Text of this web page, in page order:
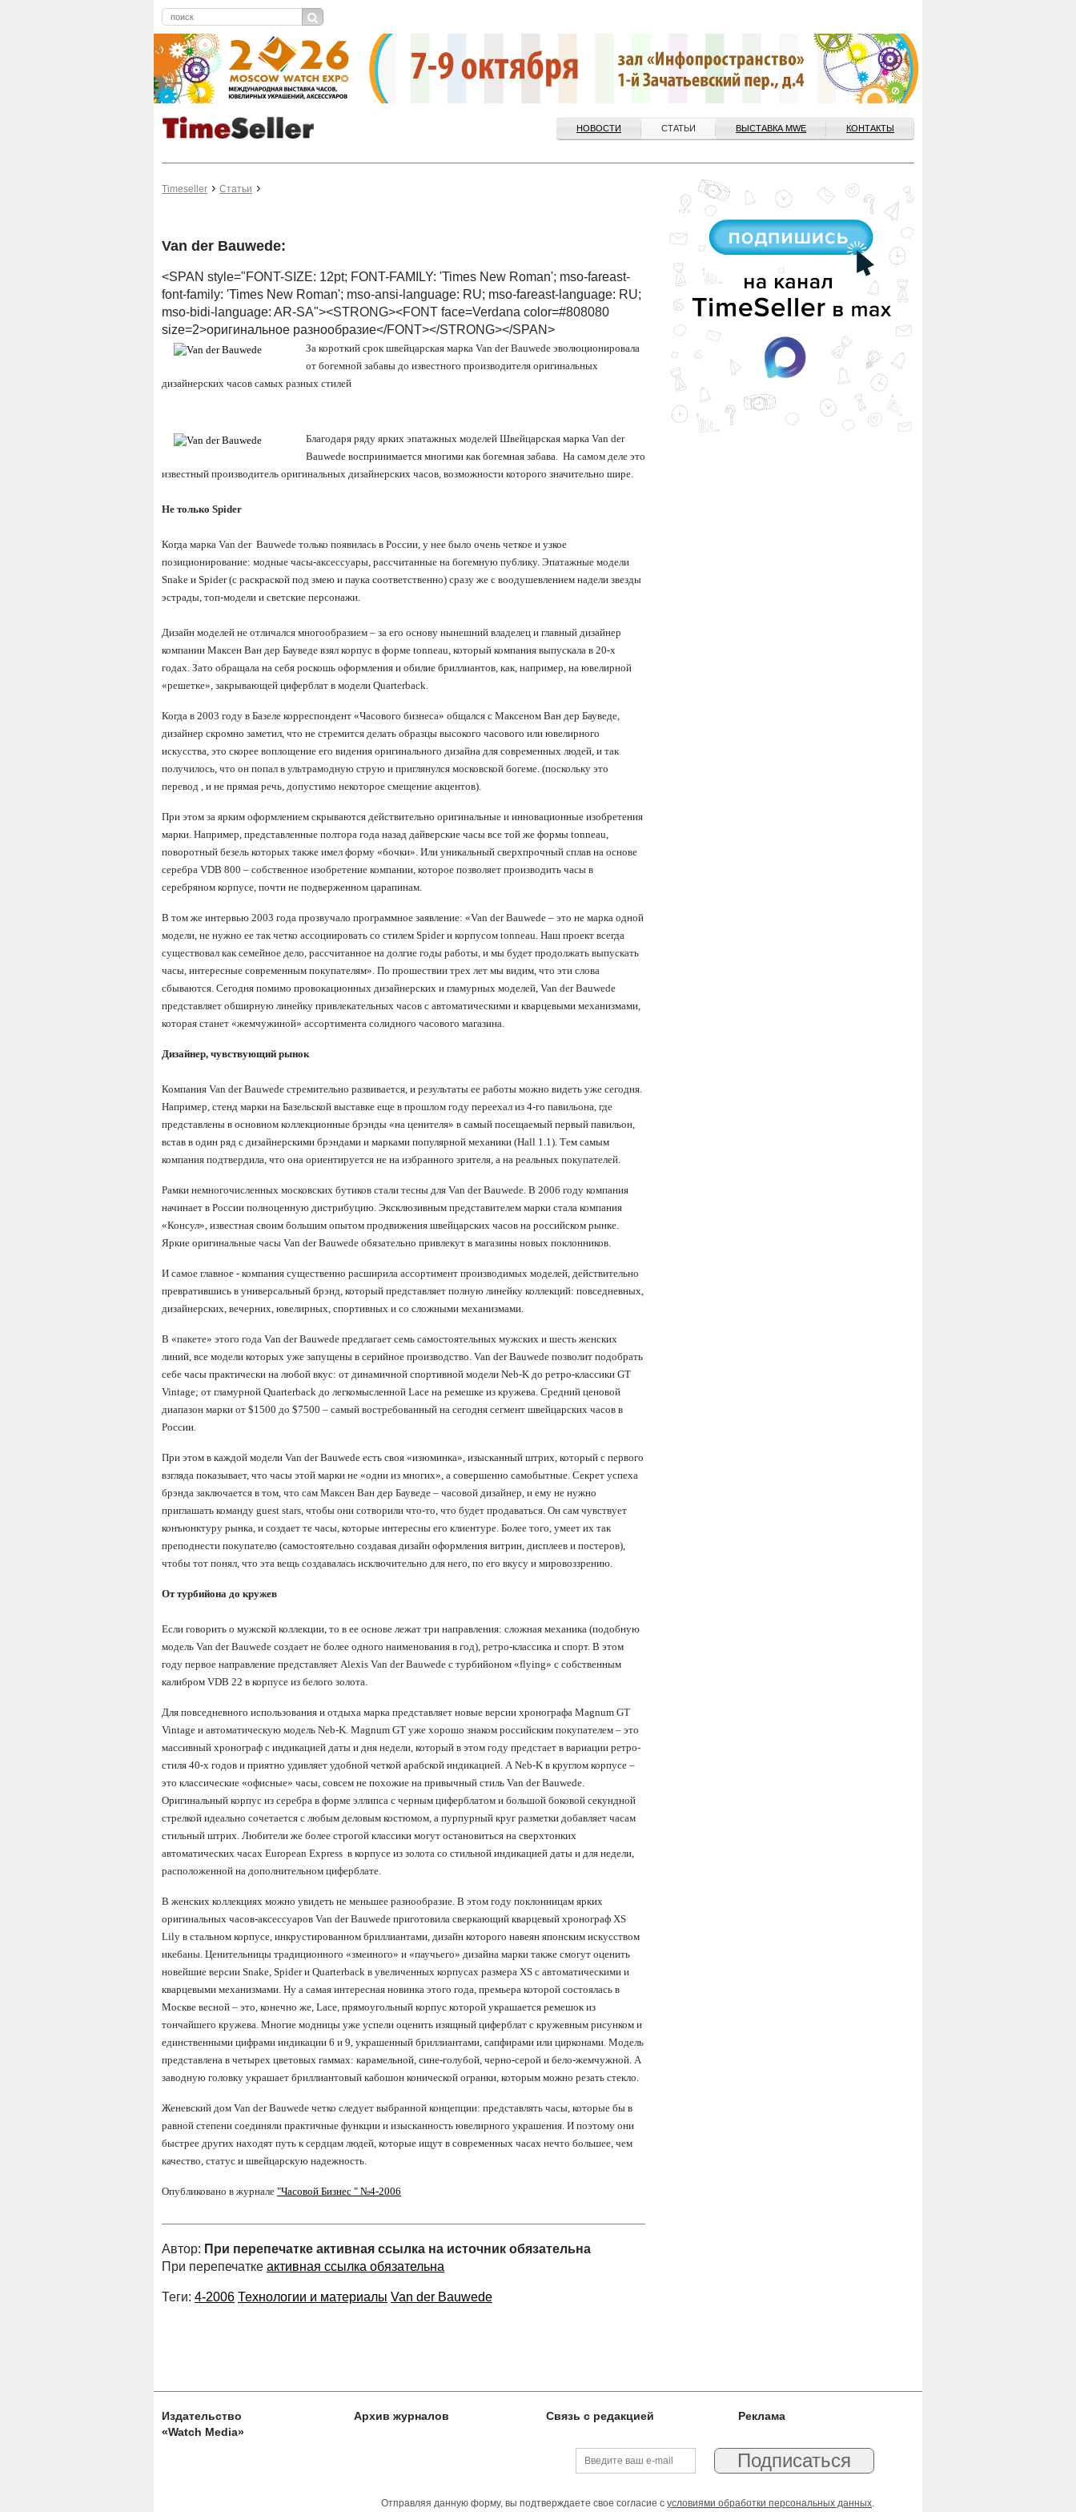
НОВОСТИ СТАТЬИ ВЫСТАВКА MWE КОНТАКТЫ
Timeseller Статьи
Van der Bauwede:
<SPAN style="FONT-SIZE: 12pt; FONT-FAMILY: 'Times New Roman'; mso-fareast-
font-family: 'Times New Roman'; mso-ansi-language: RU; mso-fareast-language: RU;
mso-bidi-language: AR-SA"><STRONG><FONT face=Verdana color=#808080
size=2>оригинальное разнообразие</FONT></STRONG></SPAN>
За короткий срок швейцарская марка Van der Bauwede эволюционировала
от богемной забавы до известного производителя оригинальных
дизайнерских часов самых разных стилей
Благодаря ряду ярких эпатажных моделей Швейцарская марка Van der
Bauwede воспринимается многими как богемная забава. На самом деле это
известный производитель оригинальных дизайнерских часов, возможности которого значительно шире.
Не только Spider
Когда марка Van der Bauwede только появилась в России, у нее было очень четкое и узкое
позиционирование: модные часы-аксессуары, рассчитанные на богемную публику. Эпатажные модели
Snake и Spider (с раскраской под змею и паука соответственно) сразу же с воодушевлением надели звезды
эстрады, топ-модели и светские персонажи.
Дизайн моделей не отличался многообразием – за его основу нынешний владелец и главный дизайнер
компании Максен Ван дер Бауведе взял корпус в форме tonneau, который компания выпускала в 20-х
годах. Зато обращала на себя роскошь оформления и обилие бриллиантов, как, например, на ювелирной
«решетке», закрывающей циферблат в модели Quarterback.
Когда в 2003 году в Базеле корреспондент «Часового бизнеса» общался с Максеном Ван дер Бауведе,
дизайнер скромно заметил, что не стремится делать образцы высокого часового или ювелирного
искусства, это скорее воплощение его видения оригинального дизайна для современных людей, и так
получилось, что он попал в ультрамодную струю и приглянулся московской богеме. (поскольку это
перевод , и не прямая речь, допустимо некоторое смещение акцентов).
При этом за ярким оформлением скрываются действительно оригинальные и инновационные изобретения
марки. Например, представленные полтора года назад дайверские часы все той же формы tonneau,
поворотный безель которых также имел форму «бочки». Или уникальный сверхпрочный сплав на основе
серебра VDB 800 – собственное изобретение компании, которое позволяет производить часы в
серебряном корпусе, почти не подверженном царапинам.
В том же интервью 2003 года прозвучало программное заявление: «Van der Bauwede – это не марка одной
модели, не нужно ее так четко ассоциировать со стилем Spider и корпусом tonneau. Наш проект всегда
существовал как семейное дело, рассчитанное на долгие годы работы, и мы будет продолжать выпускать
часы, интересные современным покупателям». По прошествии трех лет мы видим, что эти слова
сбываются. Сегодня помимо провокационных дизайнерских и гламурных моделей, Van der Bauwede
представляет обширную линейку привлекательных часов с автоматическими и кварцевыми механизмами,
которая станет «жемчужиной» ассортимента солидного часового магазина.
Дизайнер, чувствующий рынок
Компания Van der Bauwede стремительно развивается, и результаты ее работы можно видеть уже сегодня.
Например, стенд марки на Базельской выставке еще в прошлом году переехал из 4-го павильона, где
представлены в основном коллекционные брэнды «на ценителя» в самый посещаемый первый павильон,
встав в один ряд с дизайнерскими брэндами и марками популярной механики (Hall 1.1). Тем самым
компания подтвердила, что она ориентируется не на избранного зрителя, а на реальных покупателей.
Рамки немногочисленных московских бутиков стали тесны для Van der Bauwede. В 2006 году компания
начинает в России полноценную дистрибуцию. Эксклюзивным представителем марки стала компания
«Консул», известная своим большим опытом продвижения швейцарских часов на российском рынке.
Яркие оригинальные часы Van der Bauwede обязательно привлекут в магазины новых поклонников.
И самое главное - компания существенно расширила ассортимент производимых моделей, действительно
превратившись в универсальный брэнд, который представляет полную линейку коллекций: повседневных,
дизайнерских, вечерних, ювелирных, спортивных и со сложными механизмами.
В «пакете» этого года Van der Bauwede предлагает семь самостоятельных мужских и шесть женских
линий, все модели которых уже запущены в серийное производство. Van der Bauwede позволит подобрать
себе часы практически на любой вкус: от динамичной спортивной модели Neb-K до ретро-классики GT
Vintage; от гламурной Quarterback до легкомысленной Lace на ремешке из кружева. Средний ценовой
диапазон марки от $1500 до $7500 – самый востребованный на сегодня сегмент швейцарских часов в
России.
При этом в каждой модели Van der Bauwede есть своя «изюминка», изысканный штрих, который с первого
взгляда показывает, что часы этой марки не «одни из многих», а совершенно самобытные. Секрет успеха
брэнда заключается в том, что сам Максен Ван дер Бауведе – часовой дизайнер, и ему не нужно
приглашать команду guest stars, чтобы они сотворили что-то, что будет продаваться. Он сам чувствует
конъюнктуру рынка, и создает те часы, которые интересны его клиентуре. Более того, умеет их так
преподнести покупателю (самостоятельно создавая дизайн оформления витрин, дисплеев и постеров),
чтобы тот понял, что эта вещь создавалась исключительно для него, по его вкусу и мировоззрению.
От турбийона до кружев
Если говорить о мужской коллекции, то в ее основе лежат три направления: сложная механика (подобную
модель Van der Bauwede создает не более одного наименования в год), ретро-классика и спорт. В этом
году первое направление представляет Alexis Van der Bauwede с турбийоном «flying» с собственным
калибром VDB 22 в корпусе из белого золота.
Для повседневного использования и отдыха марка представляет новые версии хронографа Magnum GT
Vintage и автоматическую модель Neb-K. Magnum GT уже хорошо знаком российским покупателем – это
массивный хронограф с индикацией даты и дня недели, который в этом году предстает в вариации ретро-
стиля 40-х годов и приятно удивляет удобной четкой арабской индикацией. А Neb-K в круглом корпусе –
это классические «офисные» часы, совсем не похожие на привычный стиль Van der Bauwede.
Оригинальный корпус из серебра в форме эллипса с черным циферблатом и большой боковой секундной
стрелкой идеально сочетается с любым деловым костюмом, а пурпурный круг разметки добавляет часам
стильный штрих. Любители же более строгой классики могут остановиться на сверхтонких
автоматических часах European Express в корпусе из золота со стильной индикацией даты и для недели,
расположенной на дополнительном циферблате.
В женских коллекциях можно увидеть не меньшее разнообразие. В этом году поклонницам ярких
оригинальных часов-аксессуаров Van der Bauwede приготовила сверкающий кварцевый хронограф XS
Lily в стальном корпусе, инкрустированном бриллиантами, дизайн которого навеян японским искусством
икебаны. Ценительницы традиционного «змеиного» и «паучьего» дизайна марки также смогут оценить
новейшие версии Snake, Spider и Quarterback в увеличенных корпусах размера XS с автоматическими и
кварцевыми механизмами. Ну а самая интересная новинка этого года, премьера которой состоялась в
Москве весной – это, конечно же, Lace, прямоугольный корпус которой украшается ремешок из
тончайшего кружева. Многие модницы уже успели оценить изящный циферблат с кружевным рисунком и
единственными цифрами индикации 6 и 9, украшенный бриллиантами, сапфирами или цирконами. Модель
представлена в четырех цветовых гаммах: карамельной, сине-голубой, черно-серой и бело-жемчужной. А
заводную головку украшает бриллиантовый кабошон конической огранки, которым можно резать стекло.
Женевский дом Van der Bauwede четко следует выбранной концепции: представлять часы, которые бы в
равной степени соединяли практичные функции и изысканность ювелирного украшения. И поэтому они
быстрее других находят путь к сердцам людей, которые ищут в современных часах нечто большее, чем
качество, статус и швейцарскую надежность.
Опубликовано в журнале "Часовой Бизнес " №4-2006
Автор: При перепечатке активная ссылка на источник обязательна
При перепечатке активная ссылка обязательна
Теги: 4-2006 Технологии и материалы Van der Bauwede
Издательство
«Watch Media»
Архив журналов Связь с редакцией Реклама
Отправляя данную форму, вы подтверждаете свое согласие с условиями обработки персональных данных.